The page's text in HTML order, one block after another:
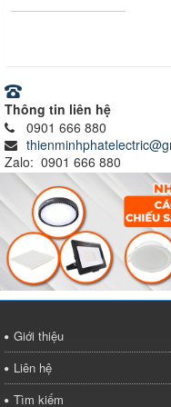
Thông tin liên hệ
0901 666 880
Zalo: 0901 666 880
Giới thiệu
Liên hệ
Tìm kiếm